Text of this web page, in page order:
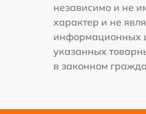
независимо и не
характер и не
информационных
указанных
в законном